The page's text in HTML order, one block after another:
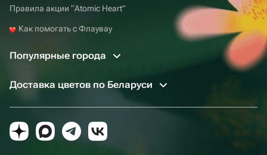
Правила акции “Atomic Heart”
Как помогать с Флаувау
Популярные города
Доставка цветов по Беларуси